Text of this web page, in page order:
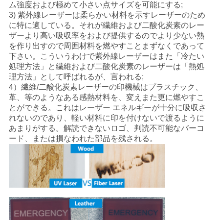
ム強度および極めて小さい点サイズを可能にする;
3) 紫外線レーザーは柔らかい材料を示すレーザーのため
に特に適している。それが繊維および二酸化炭素のレー
ザーより高い吸収率をおよび提供するのでより少ない熱
を作り出すので周囲材料を燃やすことまずなくであって
下さい。こういうわけで紫外線レーザーはまた「冷たい
処理方法」と繊維および二酸化炭素のレーザーは「熱処
理方法」として呼ばれるが、言われる;
4）繊維/二酸化炭素レーザーの印機械はプラスチック、
革、等のようなある感熱材料を、変えまた更に燃やすこ
とができる。これはレーザー エネルギーが十分に吸収さ
れないのであり、軽い材料に印を付けないで渡るように
あまりがする。解読できないロゴ、判読不可能なバーコ
ード、または損なわれた部品を残される。